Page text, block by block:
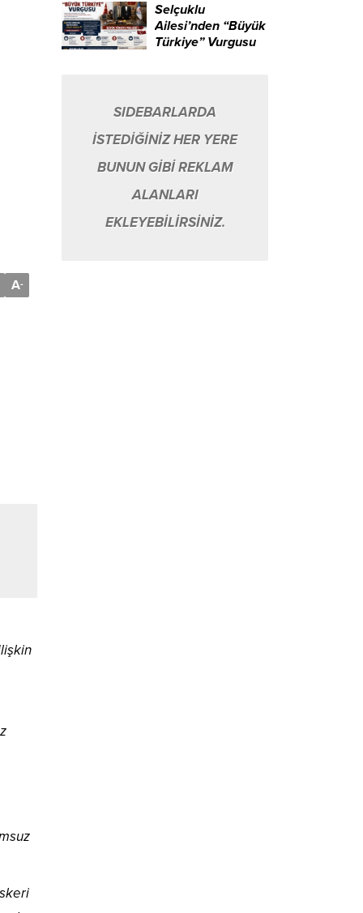
A-
Selçuklu
Ailesi’nden “Büyük
Türkiye” Vurgusu
SIDEBARLARDA
İSTEDİĞİNİZ HER YERE
BUNUN GİBİ REKLAM
ALANLARI
EKLEYEBİLİRSİNİZ.